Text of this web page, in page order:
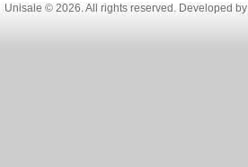
Unisale © 2026. All rights reserved. Developed by